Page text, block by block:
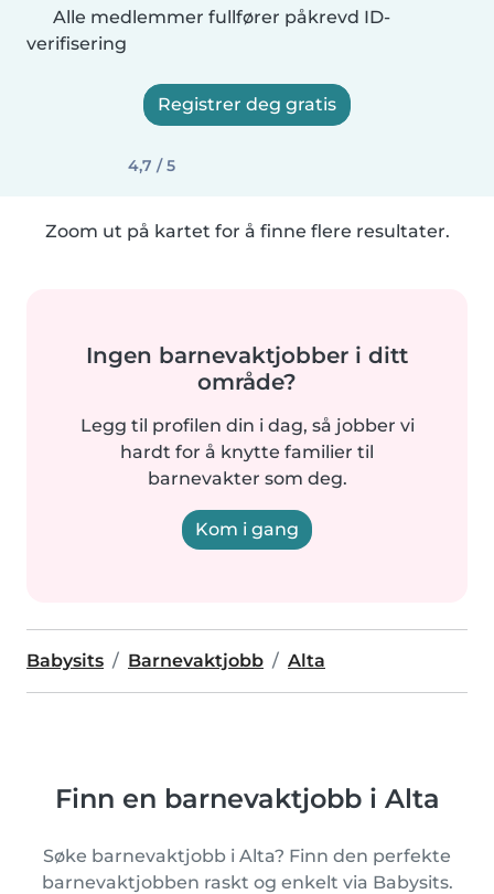
Alle medlemmer fullfører påkrevd ID-
verifisering
Registrer deg gratis
4,7 / 5
Zoom ut på kartet for å finne flere resultater.
Ingen barnevaktjobber i ditt
område?
Legg til profilen din i dag, så jobber vi
hardt for å knytte familier til
barnevakter som deg.
Kom i gang
Babysits Barnevaktjobb Alta
Finn en barnevaktjobb i Alta
Søke barnevaktjobb i Alta? Finn den perfekte
barnevaktjobben raskt og enkelt via Babysits.